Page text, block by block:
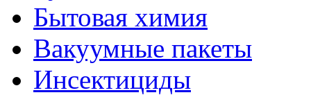
Бытовая химия
Вакуумные пакеты
Инсектициды